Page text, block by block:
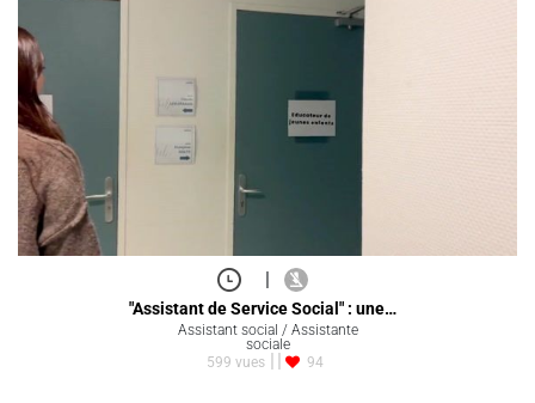
|
"Assistant de Service Social" : une…
Assistant social / Assistante
sociale
599 vues
94